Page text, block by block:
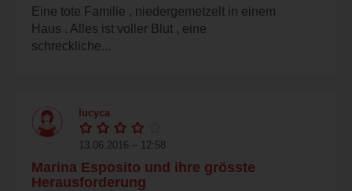
Eine tote Familie , niedergemetzelt in einem
Haus . Alles ist voller Blut , eine
schreckliche...
lucyca
13.06.2016 – 12:58
Marina Esposito und ihre grösste
Herausforderung